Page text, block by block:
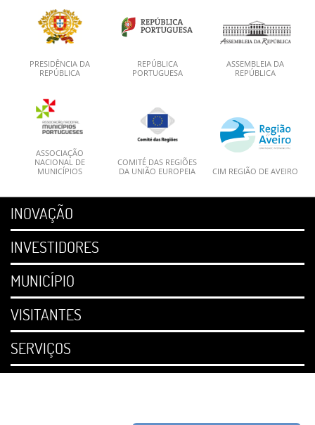
PRESIDÊNCIA DA
REPÚBLICA
REPÚBLICA
PORTUGUESA
ASSEMBLEIA DA
REPÚBLICA
ASSOCIAÇÃO
NACIONAL DE
MUNICÍPIOS
COMITÉ DAS REGIÕES
DA UNIÃO EUROPEIA
CIM REGIÃO DE AVEIRO
INOVAÇÃO
INVESTIDORES
MUNICÍPIO
VISITANTES
SERVIÇOS